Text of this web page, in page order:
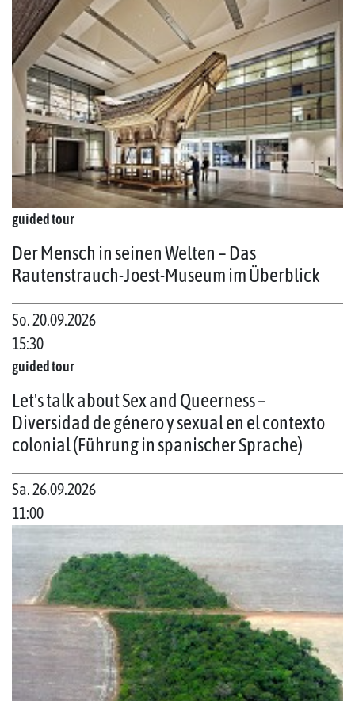
guided tour
Der Mensch in seinen Welten – Das
Rautenstrauch-Joest-Museum im Überblick
So. 20.09.2026
15:30
guided tour
Let's talk about Sex and Queerness –
Diversidad de género y sexual en el contexto
colonial (Führung in spanischer Sprache)
Sa. 26.09.2026
11:00